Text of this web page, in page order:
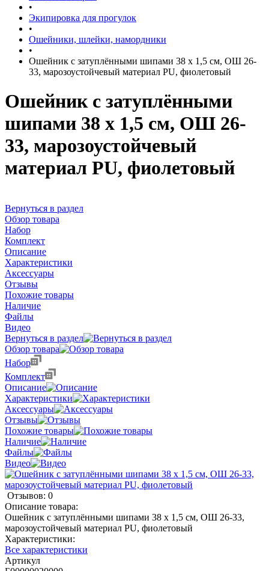
•
Экипировка для прогулок
•
Ошейники, шлейки, намордники
•
Ошейник с затуплёнными шипами 38 х 1,5 см, ОШ 26-
33, марозоустойчевый материал PU, фиолетовый
Ошейник с затуплёнными
шипами 38 х 1,5 см, ОШ 26-
33, марозоустойчевый
материал PU, фиолетовый
Вернуться в раздел
Обзор товара
Набор
Комплект
Описание
Характеристики
Аксессуары
Отзывы
Похожие товары
Наличие
Файлы
Видео
Вернуться в раздел
Обзор товара
Набор
Комплект
Описание
Характеристики
Аксессуары
Отзывы
Похожие товары
Наличие
Файлы
Видео
Отзывов: 0
Описание товара:
Ошейник с затуплёнными шипами 38 х 1,5 см, ОШ 26-33,
марозоустойчевый материал PU, фиолетовый
Характеристики:
Все характеристики
Артикул